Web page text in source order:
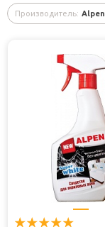
Производитель: Alpen